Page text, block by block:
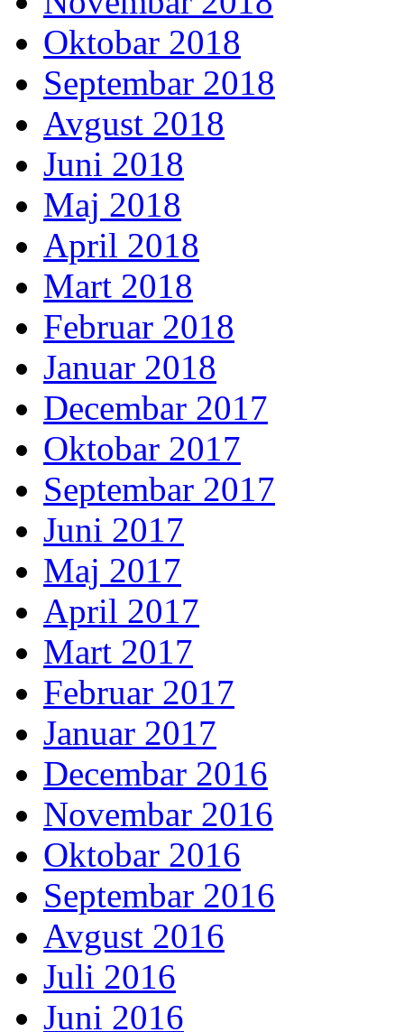
Oktobar 2018
Septembar 2018
Avgust 2018
Juni 2018
Maj 2018
April 2018
Mart 2018
Februar 2018
Januar 2018
Decembar 2017
Oktobar 2017
Septembar 2017
Juni 2017
Maj 2017
April 2017
Mart 2017
Februar 2017
Januar 2017
Decembar 2016
Novembar 2016
Oktobar 2016
Septembar 2016
Avgust 2016
Juli 2016
Juni 2016